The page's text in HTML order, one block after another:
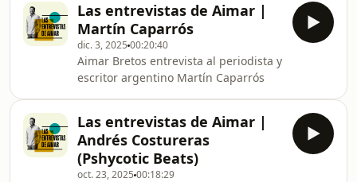
exitoso paso por Málaga. Banderas ha
sido entrevistado por Aimar Bretos en
Hora 25, y el actor ha reflexionado
sobre su papel como director y
productor del musical, sobre
Hollywood, su relación con la fe y su
visión de la Estados Unidos actual.
Las entrevistas de Aimar |
Martín Caparrós
dic. 3, 2025 00:20:40
Aimar Bretos entrevista al periodista y
escritor argentino Martín Caparrós
Las entrevistas de Aimar |
Andrés Costureras
(Pshycotic Beats)
oct. 23, 2025 00:18:29